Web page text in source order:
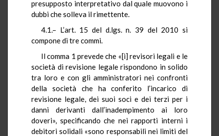
presupposto interpretativo dal quale muovono i
dubbi che solleva il rimettente.
4.1.– L’art. 15 del d.lgs. n. 39 del 2010 si
compone di tre commi.
Il comma 1 prevede che «[i] revisori legali e le
società di revisione legale rispondono in solido
tra loro e con gli amministratori nei confronti
della società che ha conferito l’incarico di
revisione legale, dei suoi soci e dei terzi per i
danni derivanti dall’inadempimento ai loro
doveri», specificando che nei rapporti interni i
debitori solidali «sono responsabili nei limiti del